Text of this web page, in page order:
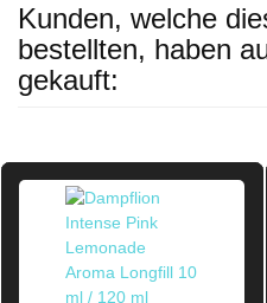
Kunden, welche
bestellten, haben
gekauft: